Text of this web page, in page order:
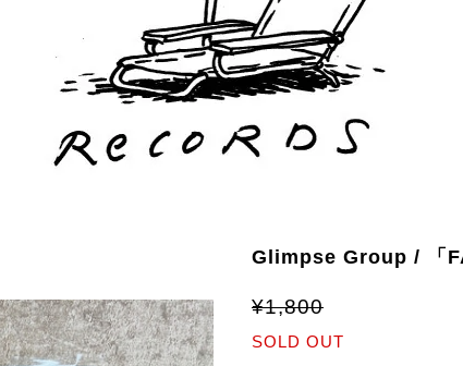
Glimpse Group / 「
¥1,800
SOLD OUT